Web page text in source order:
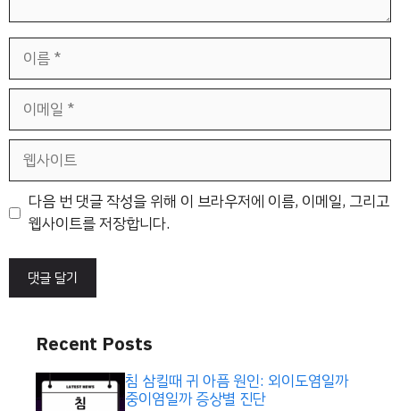
일
트
다음 번 댓글 작성을 위해 이 브라우저에 이름, 이메일, 그리고
웹사이트를 저장합니다.
Recent Posts
침 삼킬때 귀 아픔 원인: 외이도염일까
중이염일까 증상별 진단